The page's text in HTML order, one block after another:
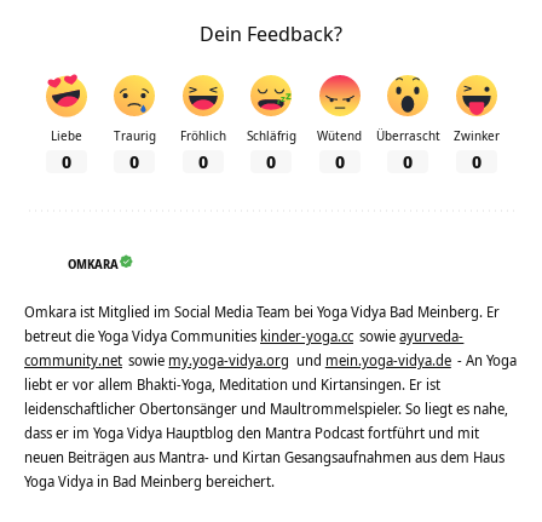
Dein Feedback?
Liebe
0
Traurig
0
Fröhlich
0
Schläfrig
0
Wütend
0
Überrascht
0
Zwinker
0
OMKARA
Omkara ist Mitglied im Social Media Team bei Yoga Vidya Bad Meinberg. Er
betreut die Yoga Vidya Communities kinder-yoga.cc sowieayurveda-
community.net sowie my.yoga-vidya.org und mein.yoga-vidya.de - An Yoga
liebt er vor allem Bhakti-Yoga, Meditation und Kirtansingen. Er ist
leidenschaftlicher Obertonsänger und Maultrommelspieler. So liegt es nahe,
dass er im Yoga Vidya Hauptblog den Mantra Podcast fortführt und mit
neuen Beiträgen aus Mantra- und Kirtan Gesangsaufnahmen aus dem Haus
Yoga Vidya in Bad Meinberg bereichert.